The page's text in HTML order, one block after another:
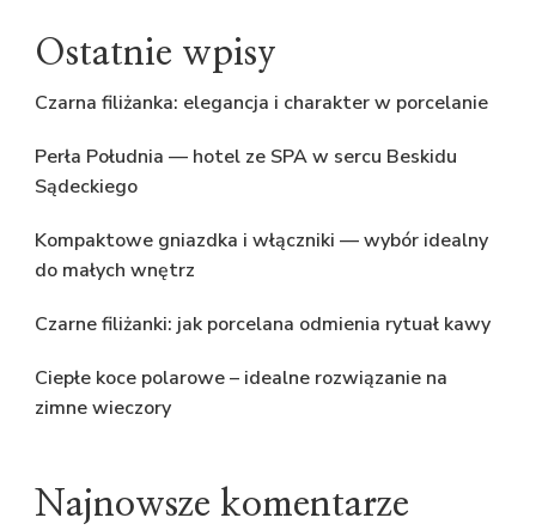
Ostatnie wpisy
Czarna filiżanka: elegancja i charakter w porcelanie
Perła Południa — hotel ze SPA w sercu Beskidu
Sądeckiego
Kompaktowe gniazdka i włączniki — wybór idealny
do małych wnętrz
Czarne filiżanki: jak porcelana odmienia rytuał kawy
Ciepłe koce polarowe – idealne rozwiązanie na
zimne wieczory
Najnowsze komentarze